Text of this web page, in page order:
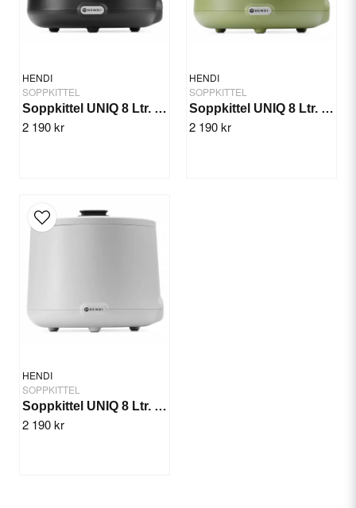
HENDI
SOPPKITTEL
Soppkittel UNIQ 8 Ltr. Svart
2 190 kr
HENDI
SOPPKITTEL
Soppkittel UNIQ 8 Ltr. Grön
2 190 kr
HENDI
SOPPKITTEL
Soppkittel UNIQ 8 Ltr. Vit
2 190 kr